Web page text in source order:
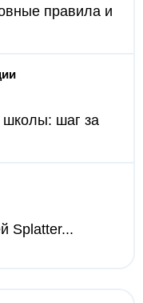
правила и
школы: шаг за
Splatter...